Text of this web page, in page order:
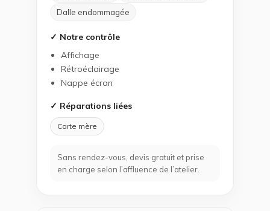
Dalle endommagée
✓ Notre contrôle
Affichage
Rétroéclairage
Nappe écran
✓ Réparations liées
Carte mère
Sans rendez-vous, devis gratuit et prise
en charge selon l’affluence de l’atelier.